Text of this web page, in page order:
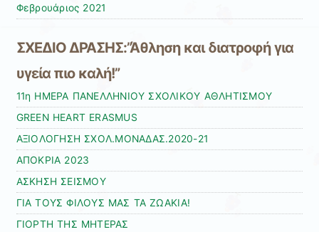
Φεβρουάριος 2021
ΣΧΕΔΙΟ ΔΡΑΣΗΣ:”Άθληση και διατροφή για
υγεία πιο καλή!”
11η ΗΜΕΡΑ ΠΑΝΕΛΛΗΝΙΟΥ ΣΧΟΛΙΚΟΥ ΑΘΛΗΤΙΣΜΟΥ
GREEN HEART ERASMUS
ΑΞΙΟΛΟΓΗΣΗ ΣΧΟΛ.ΜΟΝΑΔΑΣ.2020-21
ΑΠΟΚΡΙΑ 2023
ΑΣΚΗΣΗ ΣΕΙΣΜΟΥ
ΓΙΑ ΤΟΥΣ ΦΙΛΟΥΣ ΜΑΣ ΤΑ ΖΩΑΚΙΑ!
ΓΙΟΡΤΗ ΤΗΣ ΜΗΤΕΡΑΣ